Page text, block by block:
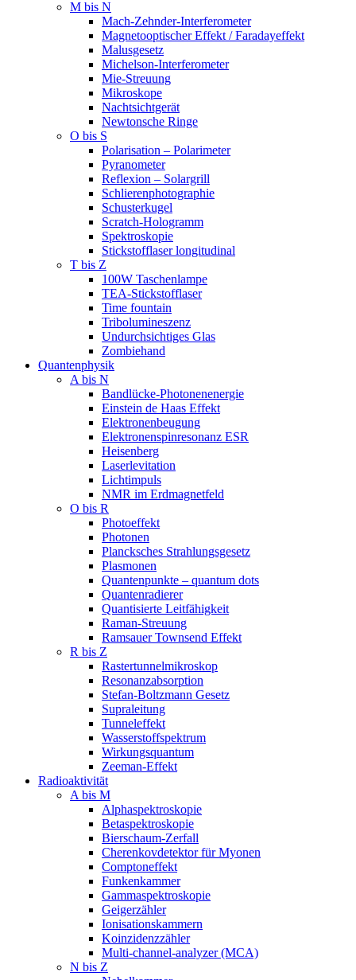
M bis N
Mach-Zehnder-Interferometer
Magnetooptischer Effekt / Faradayeffekt
Malusgesetz
Michelson-Interferometer
Mie-Streuung
Mikroskope
Nachtsichtgerät
Newtonsche Ringe
O bis S
Polarisation – Polarimeter
Pyranometer
Reflexion – Solargrill
Schlierenphotographie
Schusterkugel
Scratch-Hologramm
Spektroskopie
Stickstofflaser longitudinal
T bis Z
100W Taschenlampe
TEA-Stickstofflaser
Time fountain
Tribolumineszenz
Undurchsichtiges Glas
Zombiehand
Quantenphysik
A bis N
Bandlücke-Photonenenergie
Einstein de Haas Effekt
Elektronenbeugung
Elektronenspinresonanz ESR
Heisenberg
Laserlevitation
Lichtimpuls
NMR im Erdmagnetfeld
O bis R
Photoeffekt
Photonen
Plancksches Strahlungsgesetz
Plasmonen
Quantenpunkte – quantum dots
Quantenradierer
Quantisierte Leitfähigkeit
Raman-Streuung
Ramsauer Townsend Effekt
R bis Z
Rastertunnelmikroskop
Resonanzabsorption
Stefan-Boltzmann Gesetz
Supraleitung
Tunneleffekt
Wasserstoffspektrum
Wirkungsquantum
Zeeman-Effekt
Radioaktivität
A bis M
Alphaspektroskopie
Betaspektroskopie
Bierschaum-Zerfall
Cherenkovdetektor für Myonen
Comptoneffekt
Funkenkammer
Gammaspektroskopie
Geigerzähler
Ionisationskammern
Koinzidenzzähler
Multi-channel-analyzer (MCA)
N bis Z